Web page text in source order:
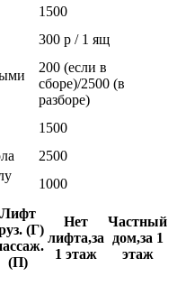
1500
300 р / 1 ящ
200 (если в
сборе)/2500 (в
разборе)
1500
2500
1000
Лифт
(Г)
(П)
Нет
лифта,за
1 этаж
Частный
дом,за 1
этаж